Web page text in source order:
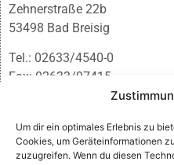
Um dir ein optimales Erlebnis zu
Cookies, um Geräteinformationen
zuzugreifen. Wenn du diesen
Zehnerstraße 22b
53498 Bad Breisig
Tel.: 02633/4540-0
Fax: 02633/97415
infobb@blmedien.de